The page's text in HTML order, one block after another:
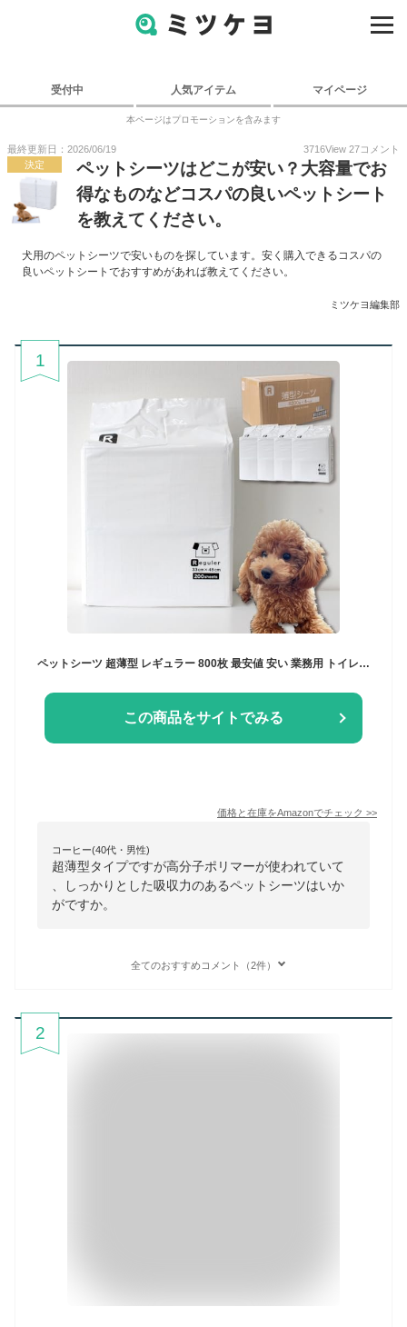
受付中 人気アイテム マイページ
本ページはプロモーションを含みます
最終更新日：2026/06/19 3716View 27コメント
決定
ペットシーツはどこが安い？大容量でお
得なものなどコスパの良いペットシート
を教えてください。
犬用のペットシーツで安いものを探しています。安く購入できるコスパの
良いペットシートでおすすめがあれば教えてください。
ミツケヨ編集部
1
ペットシーツ 超薄型 レギュラー 800枚 最安値 安い 業務用 トイレシート ペット シーツ 犬 猫 まとめ買い セット
この商品をサイトでみる
価格と在庫をAmazonでチェック >>
コーヒー(40代・男性)
超薄型タイプですが高分子ポリマーが使われていて
、しっかりとした吸収力のあるペットシーツはいか
がですか。
全てのおすすめコメント（2件）
2